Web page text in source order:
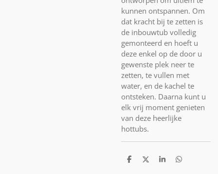
kunnen ontspannen. Om
dat kracht bij te zetten is
de inbouwtub volledig
gemonteerd en hoeft u
deze enkel op de door u
gewenste plek neer te
zetten, te vullen met
water, en de kachel te
ontsteken. Daarna kunt u
elk vrij moment genieten
van deze heerlijke
hottubs.
D
D
S
D